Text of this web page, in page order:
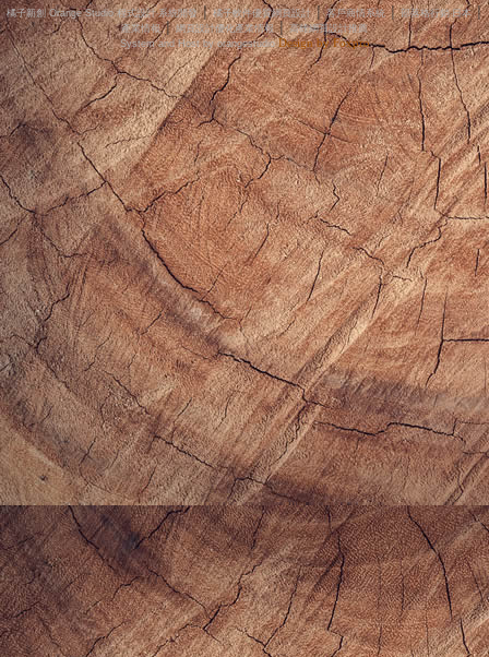
小寶"猜",你可能對這些感興趣...
『分享。零食』卡樂比Calbee
Vegips小脆幸蔬果脆片 一吃上
癮！
...繼續閱讀 GO
『試吃。便利商店』 OK超商哈
燒熱點原味葡式蛋塔 陪你度過每
個時分
...繼續閱讀 GO
『邀稿。速食』維力三種新口
味 挑戰你的極限味蕾！
..繼續閱讀 GO